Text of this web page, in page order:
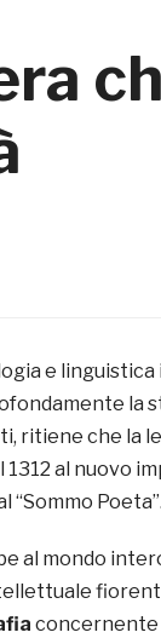
e linguistica
la
ritiene che la
1312 al nuovo
Poeta”.
al mondo
concernente